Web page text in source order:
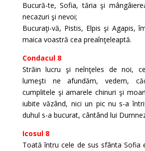
Bucură-te, Sofia, tăria şi
necazuri şi nevoi;
Bucuraţi-vă, Pistis, Elpis şi Agapis,
maica voastră cea preaînţeleaptă.
Condacul 8
Străin lucru şi neînţeles de noi,
lumeşti ne afundăm, vedem,
cumplitele şi amarele chinuri şi
iubite văzând, nici un pic nu s-a
duhul s-a bucurat, cântând lui
Icosul 8
Toată întru cele de sus sfânta Sofia